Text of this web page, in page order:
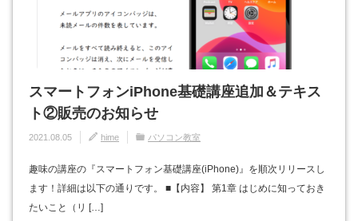
スマートフォンiPhone基礎講座追加＆テキス
ト②販売のお知らせ
2021.08.05 hime パソコン教室
趣味の講座の『スマートフォン基礎講座(iPhone)』を順次リリースし
ます！詳細は以下の通りです。 ■【内容】 第1章 はじめに知っておき
たいこと（リ […]